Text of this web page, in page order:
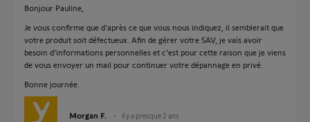
Bonjour Pauline,
Je vous confirme que d'après ce que vous nous indiquez, il semblerait que
votre produit soit défectueux. Afin de gérer votre SAV, je vais avoir
besoin d'informations personnelles et c'est pour cette raison que je viens
de vous envoyer un mail pour continuer votre dépannage en privé.
Bonne journée.
Morgan F. il y a presque 2 ans